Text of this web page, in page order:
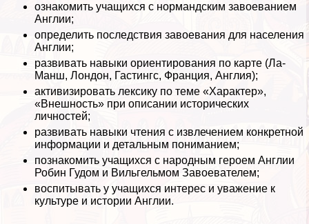
ознакомить учащихся с нормaндским завоеванием
Англии;
определить последствия завоевания для населения
Англии;
развивать навыки ориентирования по карте (Ла-
Манш, Лондон, Гастингс, Франция, Англия);
активизировать лексику по теме «Хаpaктер»,
«Внешность» при описании исторических
личностей;
развивать навыки чтения с извлечением конкретной
информации и детальным пониманием;
познакомить учащихся с народным героем Англии
Робин Гудом и Вильгельмом Завоевателем;
воспитывать у учащихся интерес и уважение к
культуре и истории Англии.